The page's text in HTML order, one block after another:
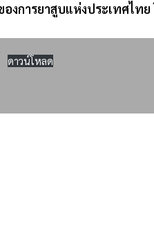
งการยาสูบแห่งประเทศไท
ดาวน์โหลด